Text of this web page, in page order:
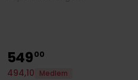
54900
494,10
Medlem